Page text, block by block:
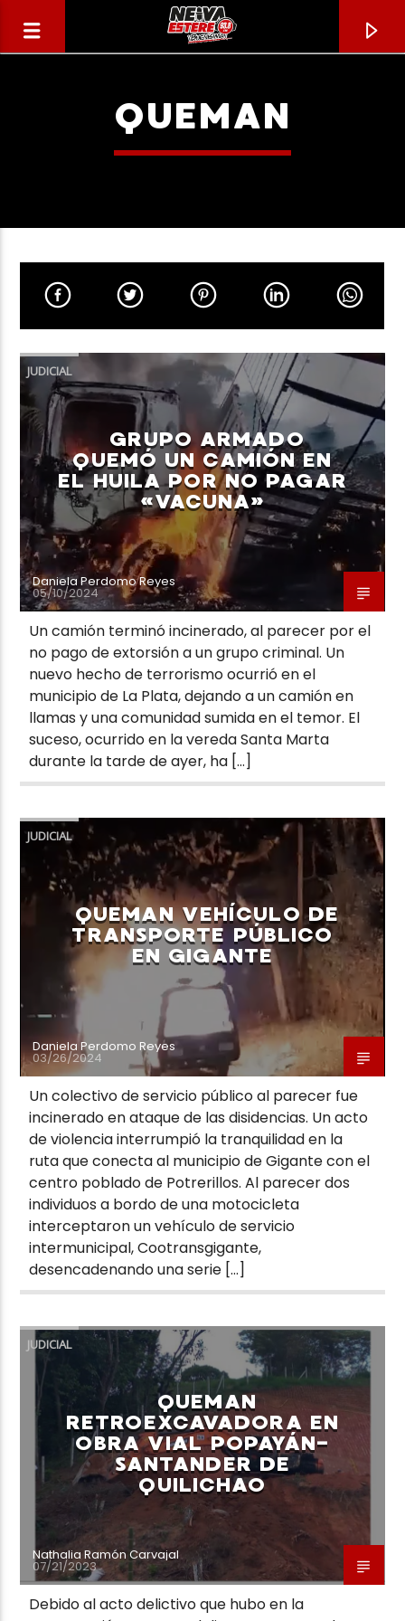
TÍTULO
ARTISTA
Neiva Estereo
QUEMAN
JUDICIAL
GRUPO ARMADO
QUEMÓ UN CAMIÓN EN
EL HUILA POR NO PAGAR
«VACUNA»
Daniela Perdomo Reyes
05/10/2024
Un camión terminó incinerado, al parecer por el
no pago de extorsión a un grupo criminal. Un
nuevo hecho de terrorismo ocurrió en el
municipio de La Plata, dejando a un camión en
llamas y una comunidad sumida en el temor. El
suceso, ocurrido en la vereda Santa Marta
durante la tarde de ayer, ha […]
JUDICIAL
QUEMAN VEHÍCULO DE
TRANSPORTE PÚBLICO
EN GIGANTE
Daniela Perdomo Reyes
03/26/2024
Un colectivo de servicio público al parecer fue
incinerado en ataque de las disidencias. Un acto
de violencia interrumpió la tranquilidad en la
ruta que conecta al municipio de Gigante con el
centro poblado de Potrerillos. Al parecer dos
individuos a bordo de una motocicleta
interceptaron un vehículo de servicio
intermunicipal, Cootransgigante,
desencadenando una serie […]
JUDICIAL
QUEMAN
RETROEXCAVADORA EN
OBRA VIAL POPAYÁN-
SANTANDER DE
QUILICHAO
Nathalia Ramón Carvajal
07/21/2023
Debido al acto delictivo que hubo en la